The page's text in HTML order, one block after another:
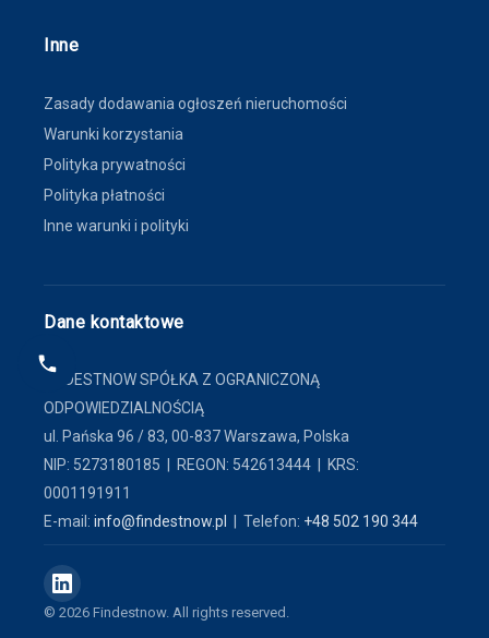
Inne
Zasady dodawania ogłoszeń nieruchomości
Warunki korzystania
Polityka prywatności
Polityka płatności
Inne warunki i polityki
Dane kontaktowe
FINDESTNOW SPÓŁKA Z OGRANICZONĄ
ODPOWIEDZIALNOŚCIĄ
ul. Pańska 96 / 83, 00-837 Warszawa, Polska
NIP: 5273180185 | REGON: 542613444 | KRS:
0001191911
E-mail: info@findestnow.pl | Telefon: +48 502 190 344
© 2026 Findestnow. All rights reserved.